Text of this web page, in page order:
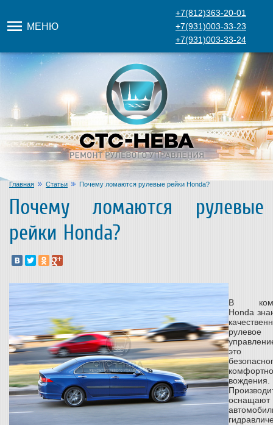
МЕНЮ
+7(812)363-20-01
+7(931)003-33-23
+7(931)003-33-24
Главная Статьи Почему ломаются рулевые рейки Honda?
Почему ломаются рулевые
рейки Honda?
В
Honda
рулевое
это
вождения.
оснащают